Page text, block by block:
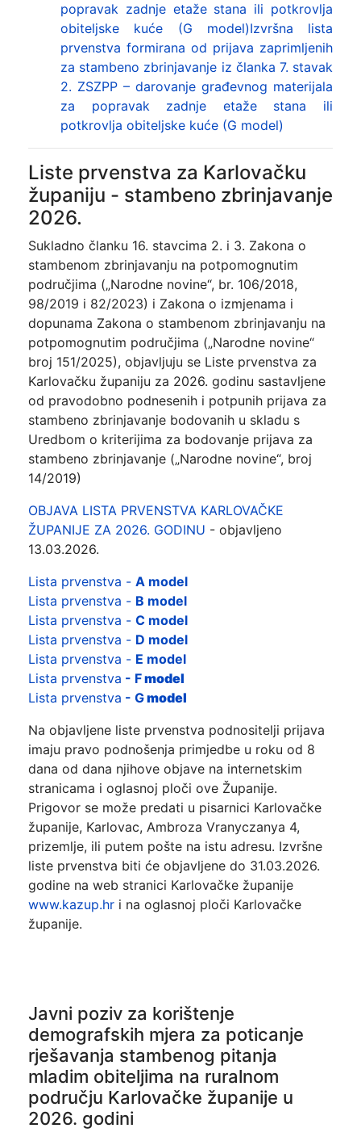
popravak zadnje etaže stana ili potkrovlja
obiteljske kuće (G model)Izvršna lista
prvenstva formirana od prijava zaprimljenih
za stambeno zbrinjavanje iz članka 7. stavak
2. ZSZPP – darovanje građevnog materijala
za popravak zadnje etaže stana ili
potkrovlja obiteljske kuće (G model)
Liste prvenstva za Karlovačku
županiju - stambeno zbrinjavanje
2026.
Sukladno članku 16. stavcima 2. i 3. Zakona o
stambenom zbrinjavanju na potpomognutim
područjima („Narodne novine“, br. 106/2018,
98/2019 i 82/2023) i Zakona o izmjenama i
dopunama Zakona o stambenom zbrinjavanju na
potpomognutim područjima („Narodne novine“
broj 151/2025), objavljuju se Liste prvenstva za
Karlovačku županiju za 2026. godinu sastavljene
od pravodobno podnesenih i potpunih prijava za
stambeno zbrinjavanje bodovanih u skladu s
Uredbom o kriterijima za bodovanje prijava za
stambeno zbrinjavanje („Narodne novine“, broj
14/2019)
OBJAVA LISTA PRVENSTVA KARLOVAČKE
ŽUPANIJE ZA 2026. GODINU - objavljeno
13.03.2026.
Lista prvenstva - A model
Lista prvenstva - B model
Lista prvenstva - C model
Lista prvenstva - D model
Lista prvenstva - E model
Lista prvenstva - Fmodel
Lista prvenstva - Gmodel
Na objavljene liste prvenstva podnositelji prijava
imaju pravo podnošenja primjedbe u roku od 8
dana od dana njihove objave na internetskim
stranicama i oglasnoj ploči ove Županije.
Prigovor se može predati u pisarnici Karlovačke
županije, Karlovac, Ambroza Vranyczanya 4,
prizemlje, ili putem pošte na istu adresu. Izvršne
liste prvenstva biti će objavljene do 31.03.2026.
godine na web stranici Karlovačke županije
www.kazup.hr i na oglasnoj ploči Karlovačke
županije.
Javni poziv za korištenje
demografskih mjera za poticanje
rješavanja stambenog pitanja
mladim obiteljima na ruralnom
području Karlovačke županije u
2026. godini